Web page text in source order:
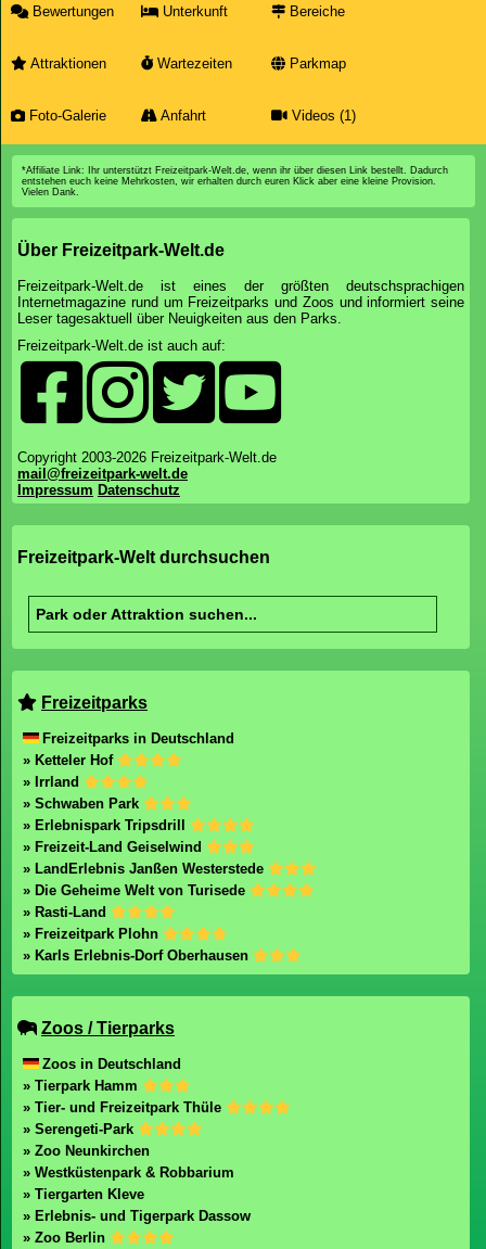
Bewertungen Unterkunft Bereiche
Attraktionen Wartezeiten Parkmap
Foto-Galerie Anfahrt Videos (1)
*Affiliate Link: Ihr unterstützt Freizeitpark-Welt.de, wenn ihr über diesen Link bestellt. Dadurch
entstehen euch keine Mehrkosten, wir erhalten durch euren Klick aber eine kleine Provision.
Vielen Dank.
Über Freizeitpark-Welt.de
Freizeitpark-Welt.de ist eines der größten deutschsprachigen
Internetmagazine rund um Freizeitparks und Zoos und informiert seine
Leser tagesaktuell über Neuigkeiten aus den Parks.
Freizeitpark-Welt.de ist auch auf:
Copyright 2003-2026 Freizeitpark-Welt.de
mail@freizeitpark-welt.de
Impressum Datenschutz
Freizeitpark-Welt durchsuchen
Freizeitparks
Freizeitparks in Deutschland
» Ketteler Hof
» Irrland
» Schwaben Park
» Erlebnispark Tripsdrill
» Freizeit-Land Geiselwind
» LandErlebnis Janßen Westerstede
» Die Geheime Welt von Turisede
» Rasti-Land
» Freizeitpark Plohn
» Karls Erlebnis-Dorf Oberhausen
Zoos / Tierparks
Zoos in Deutschland
» Tierpark Hamm
» Tier- und Freizeitpark Thüle
» Serengeti-Park
» Zoo Neunkirchen
» Westküstenpark & Robbarium
» Tiergarten Kleve
» Erlebnis- und Tigerpark Dassow
» Zoo Berlin